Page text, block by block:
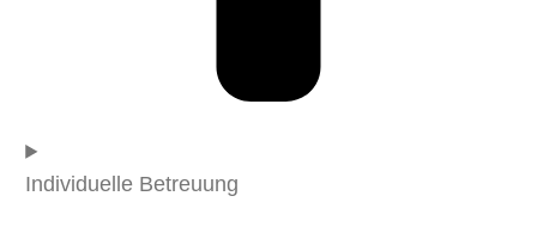
Individuelle Betreuung